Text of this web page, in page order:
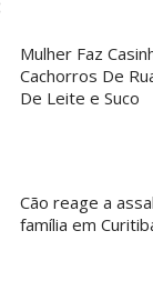
Mulher Faz
Cachorros De
De Leite e Suco
Cão reage a
família em